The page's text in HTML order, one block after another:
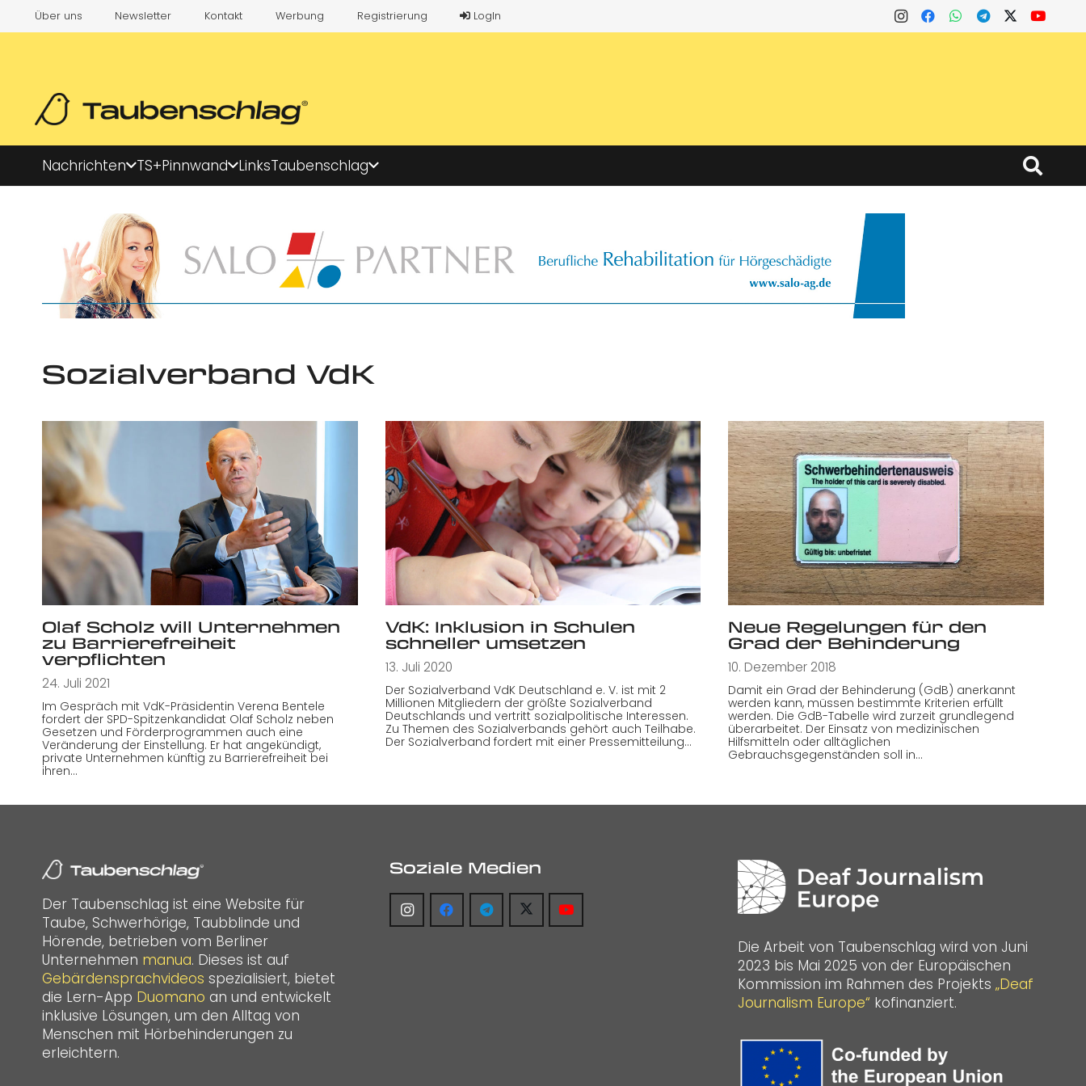
Über uns Newsletter Kontakt Werbung Registrierung LogIn
Nachrichten TS+Pinnwand LinksTaubenschlag
Sozialverband VdK
Olaf Scholz will Unternehmen
zu Barrierefreiheit
verpflichten
24. Juli 2021
Im Gespräch mit VdK-Präsidentin Verena Bentele
fordert der SPD-Spitzenkandidat Olaf Scholz neben
Gesetzen und Förderprogrammen auch eine
Veränderung der Einstellung. Er hat angekündigt,
private Unternehmen künftig zu Barrierefreiheit bei
ihren…
VdK: Inklusion in Schulen
schneller umsetzen
13. Juli 2020
Der Sozialverband VdK Deutschland e. V. ist mit 2
Millionen Mitgliedern der größte Sozialverband
Deutschlands und vertritt sozialpolitische Interessen.
Zu Themen des Sozialverbands gehört auch Teilhabe.
Der Sozialverband fordert mit einer Pressemitteilung…
Neue Regelungen für den
Grad der Behinderung
10. Dezember 2018
Damit ein Grad der Behinderung (GdB) anerkannt
werden kann, müssen bestimmte Kriterien erfüllt
werden. Die GdB-Tabelle wird zurzeit grundlegend
überarbeitet. Der Einsatz von medizinischen
Hilfsmitteln oder alltäglichen
Gebrauchsgegenständen soll in…
Der Taubenschlag ist eine Website für
Taube, Schwerhörige, Taubblinde und
Hörende, betrieben vom Berliner
Unternehmen manua. Dieses ist auf
Gebärdensprachvideos spezialisiert, bietet
die Lern-App Duomano an und entwickelt
inklusive Lösungen, um den Alltag von
Menschen mit Hörbehinderungen zu
erleichtern.
Soziale Medien
Die Arbeit von Taubenschlag wird von Juni
2023 bis Mai 2025 von der Europäischen
Kommission im Rahmen des Projekts „Deaf
Journalism Europe“ kofinanziert.